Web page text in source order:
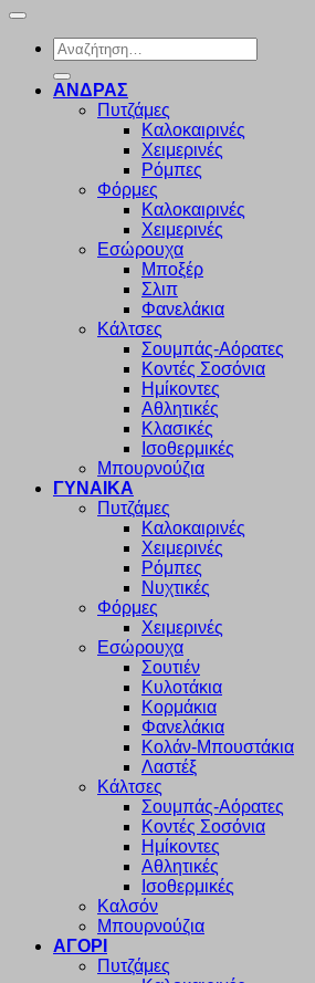
Αναζήτηση
για:
ΑΝΔΡΑΣ
Πυτζάμες
Καλοκαιρινές
Χειμερινές
Ρόμπες
Φόρμες
Καλοκαιρινές
Χειμερινές
Εσώρουχα
Μποξέρ
Σλιπ
Φανελάκια
Κάλτσες
Σουμπάς-Αόρατες
Κοντές Σοσόνια
Ημίκοντες
Αθλητικές
Κλασικές
Ισοθερμικές
Μπουρνούζια
ΓΥΝΑΙΚΑ
Πυτζάμες
Καλοκαιρινές
Χειμερινές
Ρόμπες
Νυχτικές
Φόρμες
Χειμερινές
Εσώρουχα
Σουτιέν
Κυλοτάκια
Κορμάκια
Φανελάκια
Κολάν-Μπουστάκια
Λαστέξ
Κάλτσες
Σουμπάς-Αόρατες
Κοντές Σοσόνια
Ημίκοντες
Αθλητικές
Ισοθερμικές
Καλσόν
Μπουρνούζια
ΑΓΟΡΙ
Πυτζάμες